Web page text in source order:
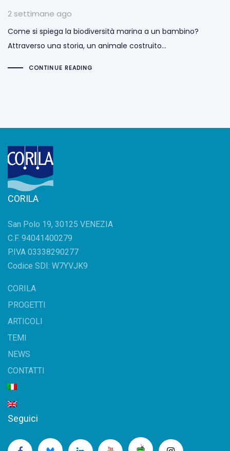
2 settimane ago
Come si spiega la biodiversità marina a un bambino?
Attraverso una storia, un animale costruito…
CONTINUE READING
CORILA
San Polo 19, 30125 VENEZIA
C.F. 94041400279
P.IVA 03338290277
Codice SDI: W7YVJK9
CORILA
PROGETTI
ARTICOLI
TEMI
NEWS
CONTATTI
Seguici